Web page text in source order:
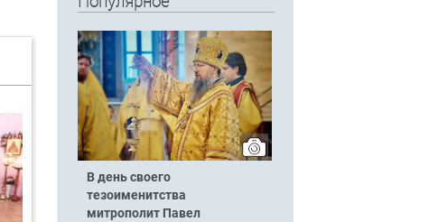
В день своего
тезоименитства
митрополит Павел